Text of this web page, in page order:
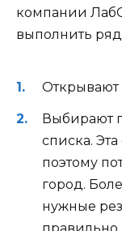
компании
выполнить
Открывают
Выбирают
списка.
поэтому
город.
нужные
правильно